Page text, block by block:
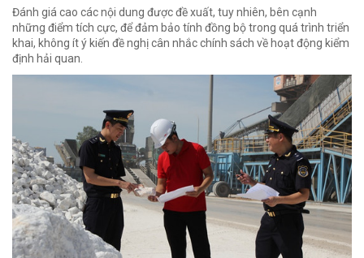
Đánh giá cao các nội dung được đề xuất, tuy nhiên, bên cạnh
những điểm tích cực, để đảm bảo tính đồng bộ trong quá trình triển
khai, không ít ý kiến đề nghị cân nhắc chính sách về hoạt động kiểm
định hải quan.